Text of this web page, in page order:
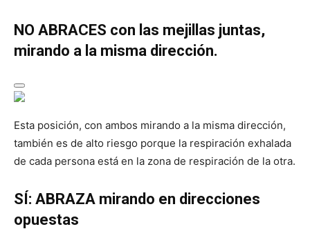
NO ABRACES con las mejillas juntas,
mirando a la misma dirección.
Esta posición, con ambos mirando a la misma dirección,
también es de alto riesgo porque la respiración exhalada
de cada persona está en la zona de respiración de la otra.
SÍ: ABRAZA mirando en direcciones
opuestas